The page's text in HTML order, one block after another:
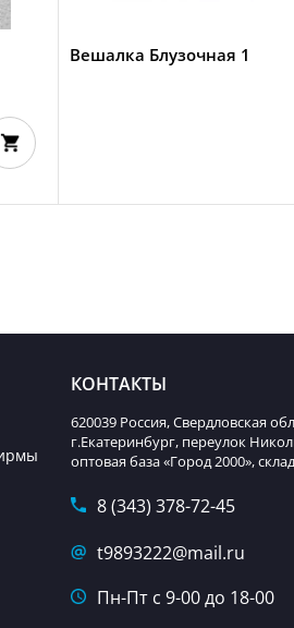
Вешалка Блузочная 1
КОНТАКТЫ
620039 Россия, Свердловская
г.Екатеринбург, переулок
оптовая база «Город 2000»,
8 (343) 378-72-45
t9893222@mail.ru
Пн-Пт с 9-00 до 18-00